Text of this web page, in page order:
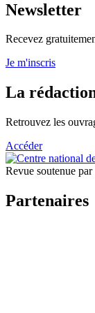
Newsletter
Recevez
Je m'inscris
La
Retrouvez les
Accéder
Revue soutenue
Partenaires